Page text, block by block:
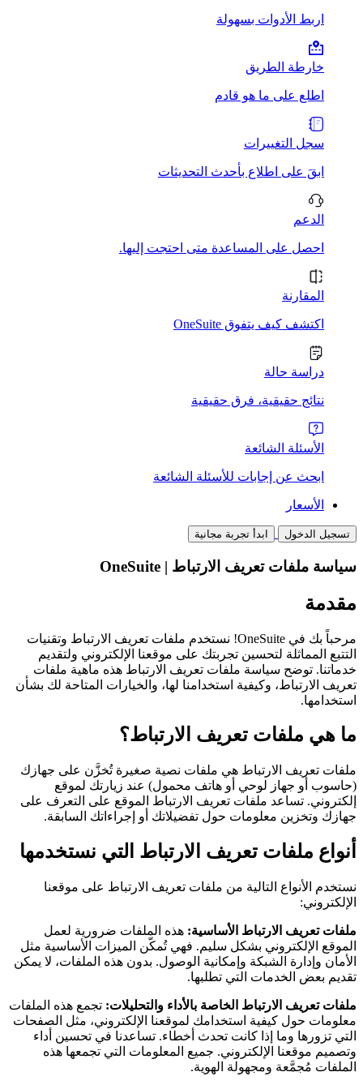
اربط الأدوات بسهولة
خارطة الطريق
اطلع على ما هو قادم
سجل التغييرات
ابقَ على اطلاع بأحدث التحديثات
الدعم
احصل على المساعدة متى احتجت إليها.
المقارنة
اكتشف كيف يتفوق OneSuite
دراسة حالة
نتائج حقيقية، فرق حقيقية
الأسئلة الشائعة
ابحث عن إجابات للأسئلة الشائعة
الأسعار
تسجيل الدخول ابدأ تجربة مجانية
سياسة ملفات تعريف الارتباط | OneSuite
مقدمة
مرحباً بك في OneSuite! نستخدم ملفات تعريف الارتباط وتقنيات
التتبع المماثلة لتحسين تجربتك على موقعنا الإلكتروني ولتقديم
خدماتنا. توضح سياسة ملفات تعريف الارتباط هذه ماهية ملفات
تعريف الارتباط، وكيفية استخدامنا لها، والخيارات المتاحة لك بشأن
استخدامها.
ما هي ملفات تعريف الارتباط؟
ملفات تعريف الارتباط هي ملفات نصية صغيرة تُخزَّن على جهازك
(حاسوب أو جهاز لوحي أو هاتف محمول) عند زيارتك لموقع
إلكتروني. تساعد ملفات تعريف الارتباط الموقع على التعرف على
جهازك وتخزين معلومات حول تفضيلاتك أو إجراءاتك السابقة.
أنواع ملفات تعريف الارتباط التي نستخدمها
نستخدم الأنواع التالية من ملفات تعريف الارتباط على موقعنا
الإلكتروني:
ملفات تعريف الارتباط الأساسية: هذه الملفات ضرورية لعمل
الموقع الإلكتروني بشكل سليم. فهي تُمكّن الميزات الأساسية مثل
الأمان وإدارة الشبكة وإمكانية الوصول. بدون هذه الملفات، لا يمكن
تقديم بعض الخدمات التي تطلبها.
ملفات تعريف الارتباط الخاصة بالأداء والتحليلات: تجمع هذه الملفات
معلومات حول كيفية استخدامك لموقعنا الإلكتروني، مثل الصفحات
التي تزورها وما إذا كانت تحدث أخطاء. تساعدنا في تحسين أداء
وتصميم موقعنا الإلكتروني. جميع المعلومات التي تجمعها هذه
الملفات مُجمَّعة ومجهولة الهوية.